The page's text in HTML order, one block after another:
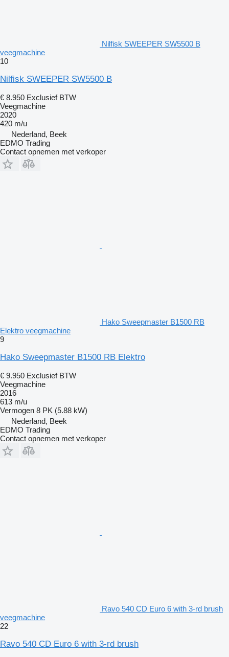
Nilfisk SWEEPER SW5500 B
veegmachine
10
Nilfisk SWEEPER SW5500 B
€ 8.950 Exclusief BTW
Veegmachine
2020
420 m/u
Nederland, Beek
EDMO Trading
Contact opnemen met verkoper
Hako Sweepmaster B1500 RB
Elektro veegmachine
9
Hako Sweepmaster B1500 RB Elektro
€ 9.950 Exclusief BTW
Veegmachine
2016
613 m/u
Vermogen 8 PK (5.88 kW)
Nederland, Beek
EDMO Trading
Contact opnemen met verkoper
Ravo 540 CD Euro 6 with 3-rd brush
veegmachine
22
Ravo 540 CD Euro 6 with 3-rd brush